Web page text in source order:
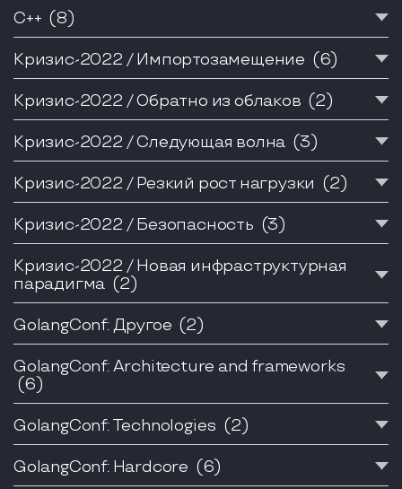
С++ (8)
Кризис-2022 / Импортозамещение (6)
Кризис-2022 / Обратно из облаков (2)
Кризис-2022 / Следующая волна (3)
Кризис-2022 / Резкий рост нагрузки (2)
Кризис-2022 / Безопасность (3)
Кризис-2022 / Новая инфраструктурная
парадигма (2)
GolangConf: Другое (2)
GolangConf: Architecture and frameworks
(6)
GolangConf: Technologies (2)
GolangConf: Hardcore (6)